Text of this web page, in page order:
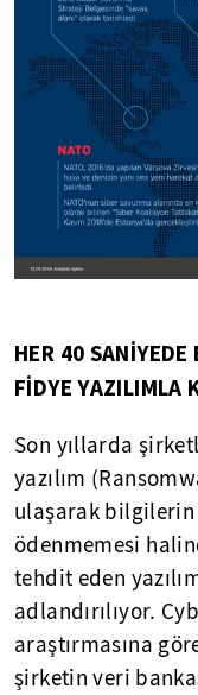
HER 40
FİDYE YAZILIMLA
Son yıllarda
yazılım
ulaşarak bilgilerin
ödenmemesi
tehdit eden
adlandırılıyor.
araştırmasına
şirketin veri